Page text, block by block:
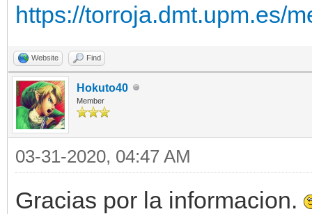
https://torroja.dmt.upm.es/
Website Find
Hokuto40
Member
03-31-2020, 04:47 AM
Gracias por la informacion.